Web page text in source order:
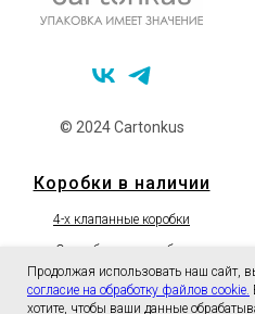
Продолжая использовать наш сайт,
согласие на обработку файлов cookie.
хотите, чтобы ваши данные
© 2024 Cartonkus
Коробки в наличии
4-х клапанные коробки
Самосборные коробки
Подарочные коробки
Упаковочные материалы